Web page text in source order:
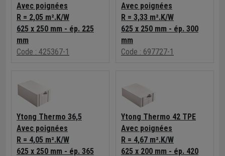
Avec poignées
R = 2,05 m².K/W
625 x 250 mm - ép. 225
mm
Code : 425367-1
Avec poignées
R = 3,33 m².K/W
625 x 250 mm - ép. 300
mm
Code : 697727-1
Ytong Thermo 36,5
Avec poignées
R = 4,05 m².K/W
625 x 250 mm - ép. 365
Ytong Thermo 42 TPE
Avec poignées
R = 4,67 m².K/W
625 x 200 mm - ép. 420